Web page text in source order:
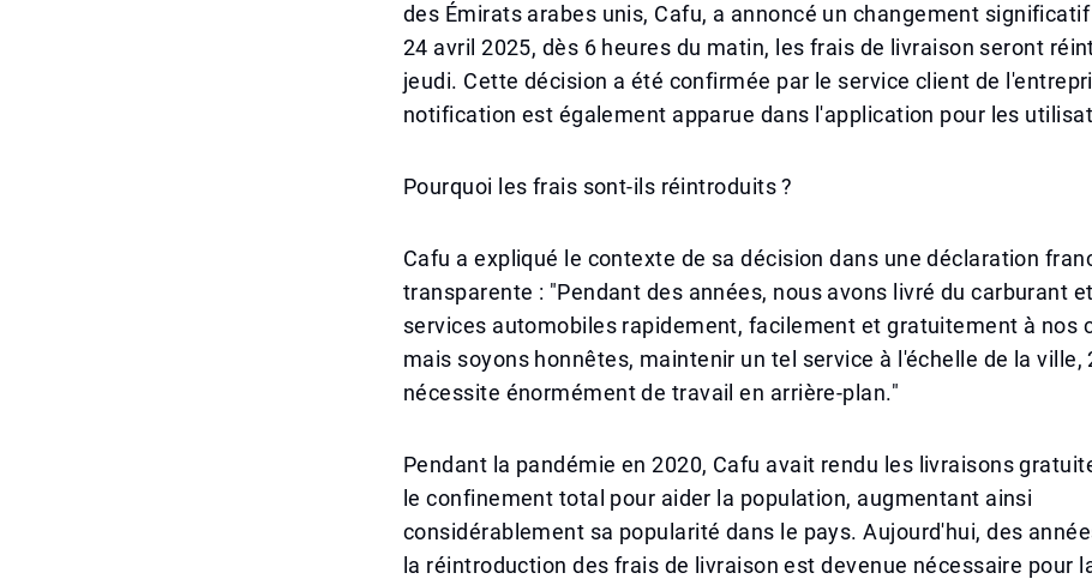
des Émirats arabes unis, Cafu, a annoncé un changement
24 avril 2025, dès 6 heures du matin, les frais de livraison seront
jeudi. Cette décision a été confirmée par le service client de
notification est également apparue dans l'application pour les
Pourquoi les frais sont-ils réintroduits ?
Cafu a expliqué le contexte de sa décision dans une déclaration
transparente : "Pendant des années, nous avons livré du carburant
services automobiles rapidement, facilement et gratuitement à nos
mais soyons honnêtes, maintenir un tel service à l'échelle de la ville,
nécessite énormément de travail en arrière-plan."
Pendant la pandémie en 2020, Cafu avait rendu les livraisons
le confinement total pour aider la population, augmentant ainsi
considérablement sa popularité dans le pays. Aujourd'hui, des
la réintroduction des frais de livraison est devenue nécessaire pour